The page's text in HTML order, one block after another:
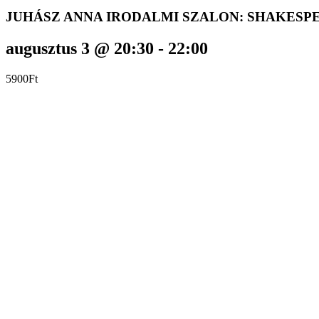
JUHÁSZ ANNA IRODALMI SZALON:
augusztus 3 @ 20:30 - 22:00
5900Ft